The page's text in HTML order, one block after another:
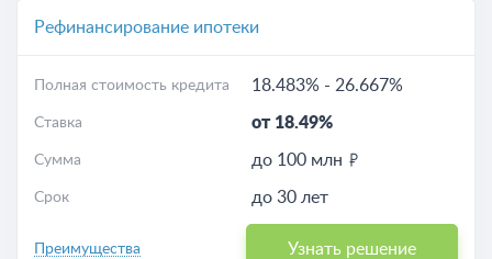
Рефинансирование ипотеки
Полная стоимость кредита 18.483% - 26.667%
Ставка от 18.49%
Сумма до 100 млн
Срок до 30 лет
Преимущества Узнать решение